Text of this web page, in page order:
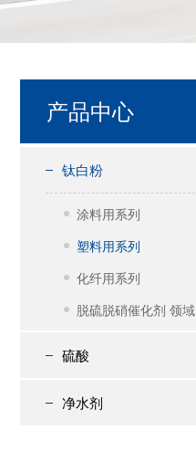
产品中心
钛白粉
涂料用系列
塑料用系列
化纤用系列
脱硫脱硝催化剂 领域
硫酸
净水剂